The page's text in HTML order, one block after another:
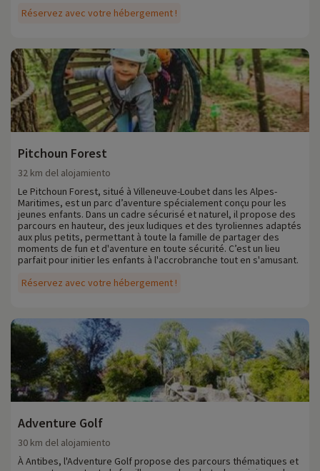
Réservez avec votre hébergement !
Pitchoun Forest
Réservez avec votre hébergement !
32 km del alojamiento
Le Pitchoun Forest, situé à Villeneuve-Loubet dans les Alpes-
Maritimes, est un parc d’aventure spécialement conçu pour les
jeunes enfants. Dans un cadre sécurisé et naturel, il propose des
parcours en hauteur, des jeux ludiques et des tyroliennes adaptés
aux plus petits, permettant à toute la famille de partager des
moments de fun et d'aventure en toute sécurité. C’est un lieu
parfait pour initier les enfants à l'accrobranche tout en s'amusant.
Adventure Golf
30 km del alojamiento
À Antibes, l'Adventure Golf propose des parcours thématiques et